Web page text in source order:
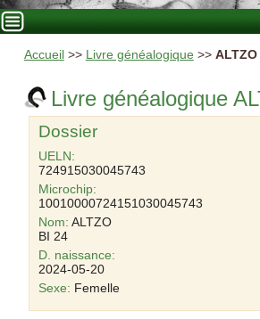
Accueil >> Livre généalogique >> ALTZO
Livre généalogique
Dossier
UELN:
724915030045743
Microchip:
10010000724151030045743
Nom: ALTZO
BI 24
D. naissance:
2024-05-20
Sexe: Femelle